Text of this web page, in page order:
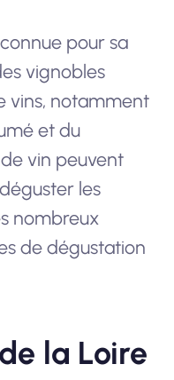
pour sa
vignobles
vins, notamment
et du
vin peuvent
les
nombreux
de dégustation
la Loire